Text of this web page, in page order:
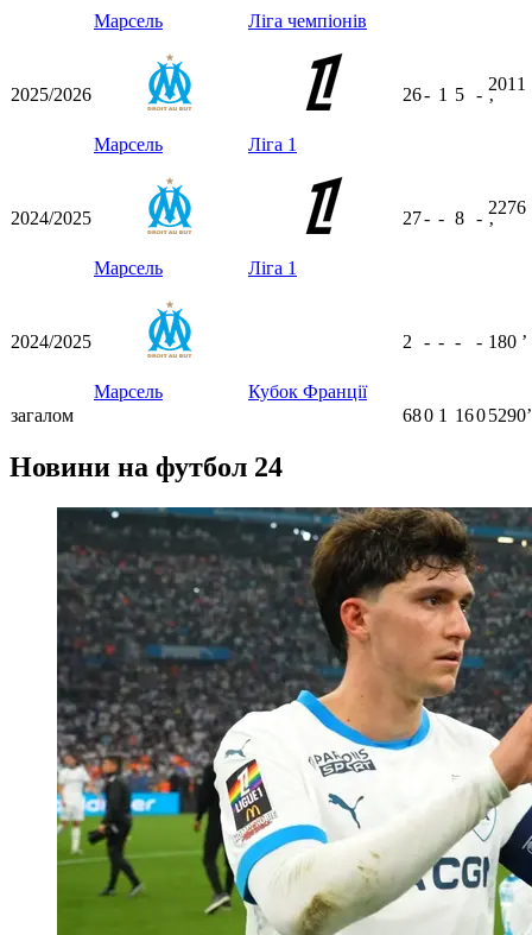
Марсель Ліга чемпіонів
2025/2026
Марсель Ліга 1
26- 1 5 -
2011
ʼ
2024/2025
Марсель Ліга 1
27- - 8 -
2276
ʼ
2024/2025
Марсель Кубок Франції
2 - - - - 180 ʼ
загалом 680 1 1605290ʼ
Новини на футбол 24